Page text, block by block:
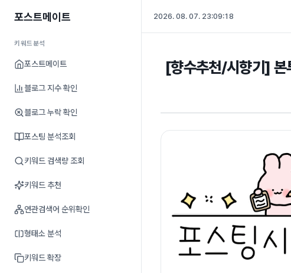
포스트메이트
키워드분석
포스트메이트
블로그 지수 확인
블로그 누락 확인
포스팅 분석조회
키워드 검색량 조회
키워드 추천
연관검색어 순위확인
형태소 분석
키워드 확장
2026. 08. 07. 23:09:19
[향수추천/시향기]